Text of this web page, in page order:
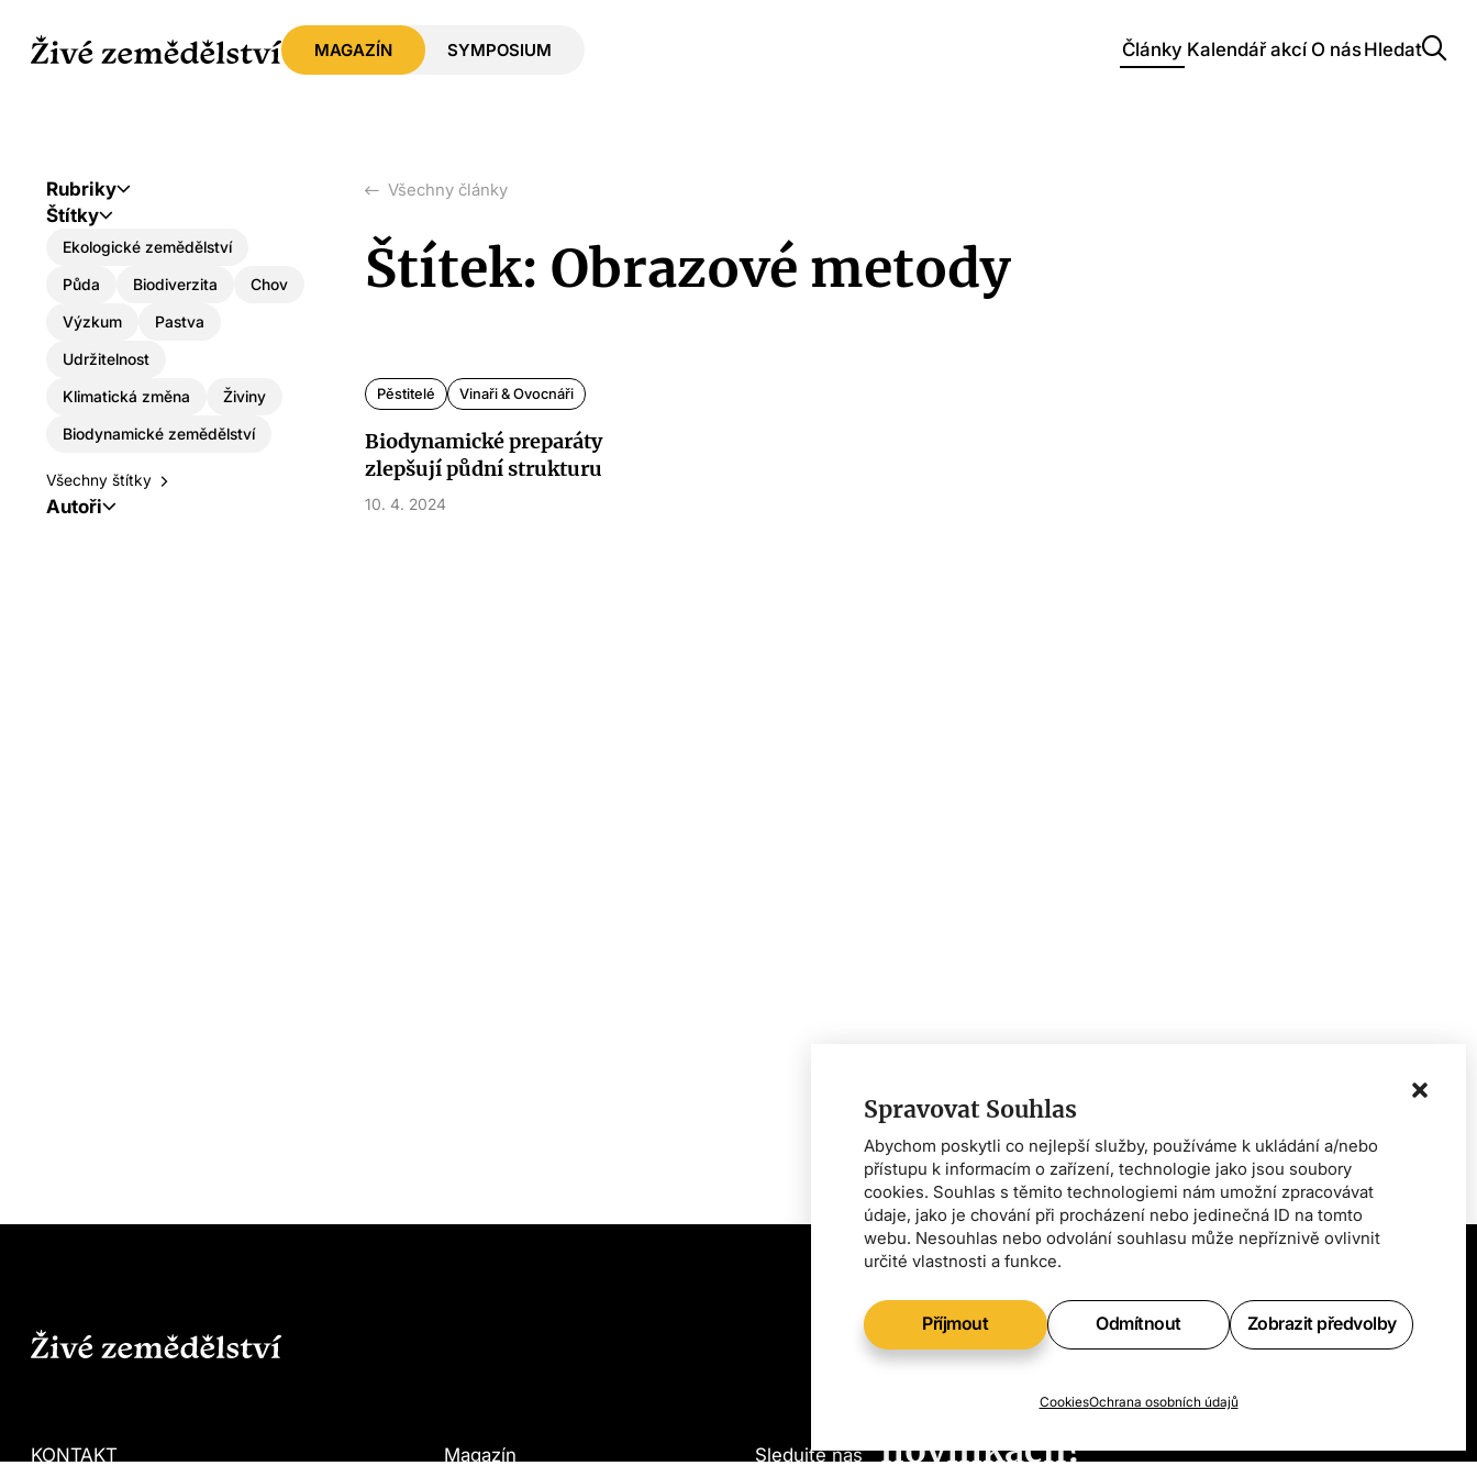
Spravovat Souhlas
Abychom poskytli co nejlepší služby, používáme k ukládání a/nebo
přístupu k informacím o zařízení, technologie jako jsou soubory
cookies. Souhlas s těmito technologiemi nám umožní zpracovávat
údaje, jako je chování při procházení nebo jedinečná ID na tomto
webu. Nesouhlas nebo odvolání souhlasu může nepříznivě ovlivnit
určité vlastnosti a funkce.
Příjmout Odmítnout Zobrazit předvolby
CookiesOchrana osobních údajů
MAGAZÍN SYMPOSIUM Články Kalendář akcí O násHledat
Rubriky
Štítky
Ekologické zemědělství
Půda Biodiverzita Chov
Výzkum Pastva
Udržitelnost
Klimatická změna Živiny
Biodynamické zemědělství
Všechny štítky
Autoři
Všechny články
Štítek: Obrazové metody
Pěstitelé Vinaři & Ovocnáři
Biodynamické preparáty
zlepšují půdní strukturu
10. 4. 2024
KONTAKT Magazín Sledujte nás
Chcete vědět
novinkách?